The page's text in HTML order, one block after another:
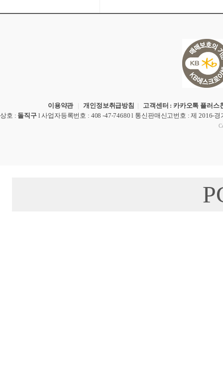
이용약관 |개인정보취급방침 | 고객센터 : 카카오톡 플러스
상호 : 돌직구 l사업자등록번호 : 408 -47-74680 l 통신판매신고번호 : 제 2016-